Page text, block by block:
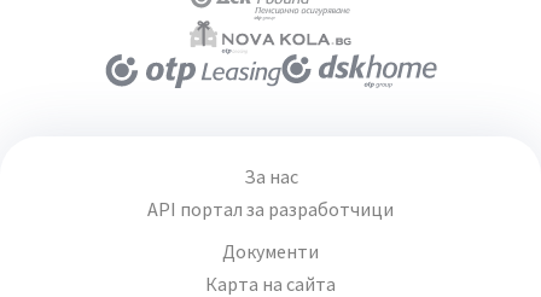
За нас
API портал за разработчици
Документи
Карта на сайта